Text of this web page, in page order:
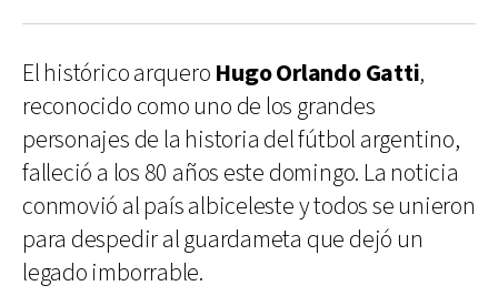
El histórico arquero Hugo Orlando Gatti,
reconocido como uno de los grandes
personajes de la historia del fútbol argentino,
falleció a los 80 años este domingo. La noticia
conmovió al país albiceleste y todos se unieron
para despedir al guardameta que dejó un
legado imborrable.